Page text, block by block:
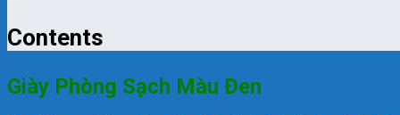
Contents
Giày Phòng Sạch Màu Đen